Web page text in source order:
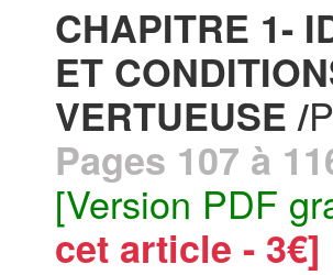
CHAPITRE 1-
ET
VERTUEUSE /
Pages 107 à
[Version PDF
cet article - 3€]